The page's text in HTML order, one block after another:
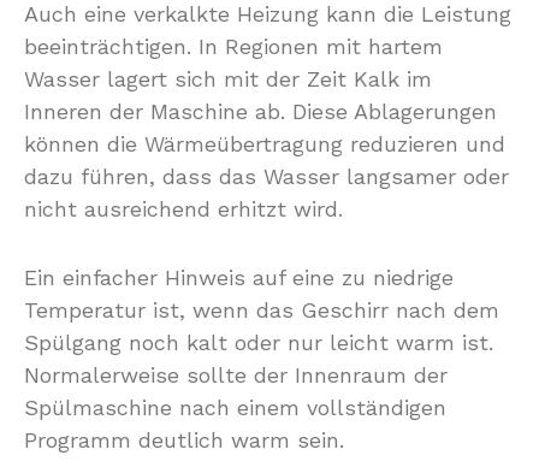
Auch eine verkalkte Heizung kann die Leistung
beeinträchtigen. In Regionen mit hartem
Wasser lagert sich mit der Zeit Kalk im
Inneren der Maschine ab. Diese Ablagerungen
können die Wärmeübertragung reduzieren und
dazu führen, dass das Wasser langsamer oder
nicht ausreichend erhitzt wird.
Ein einfacher Hinweis auf eine zu niedrige
Temperatur ist, wenn das Geschirr nach dem
Spülgang noch kalt oder nur leicht warm ist.
Normalerweise sollte der Innenraum der
Spülmaschine nach einem vollständigen
Programm deutlich warm sein.